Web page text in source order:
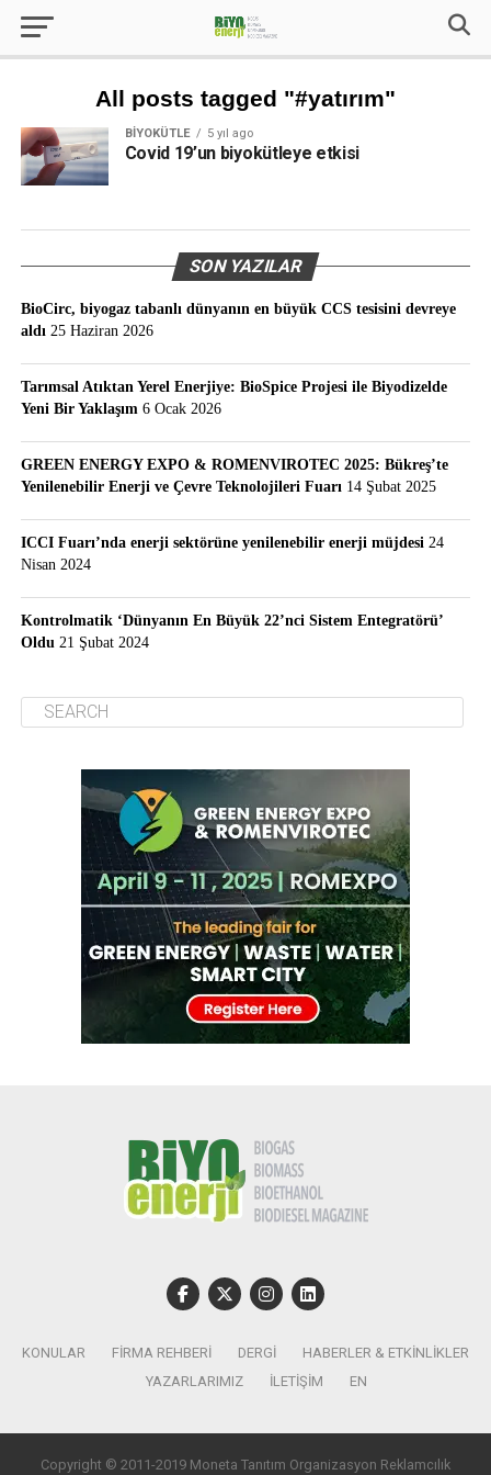
All posts tagged "#yatırım"
BIYOKÜTLE 5 yıl ago
Covid 19’un biyokütleye etkisi
SON YAZILAR
BioCirc, biyogaz tabanlı dünyanın en büyük CCS tesisini devreye
aldı 25 Haziran 2026
Tarımsal Atıktan Yerel Enerjiye: BioSpice Projesi ile Biyodizelde
Yeni Bir Yaklaşım 6 Ocak 2026
GREEN ENERGY EXPO & ROMENVIROTEC 2025: Bükreş’te
Yenilenebilir Enerji ve Çevre Teknolojileri Fuarı 14 Şubat 2025
ICCI Fuarı’nda enerji sektörüne yenilenebilir enerji müjdesi 24
Nisan 2024
Kontrolmatik ‘Dünyanın En Büyük 22’nci Sistem Entegratörü’
Oldu 21 Şubat 2024
KONULAR FIRMA REHBERI DERGI
HABERLER & ETKINLIKLER
YAZARLARIMIZ
İLETIŞIM EN
Copyright © 2011-2019 Moneta Tanıtım Organizasyon Reklamcılık